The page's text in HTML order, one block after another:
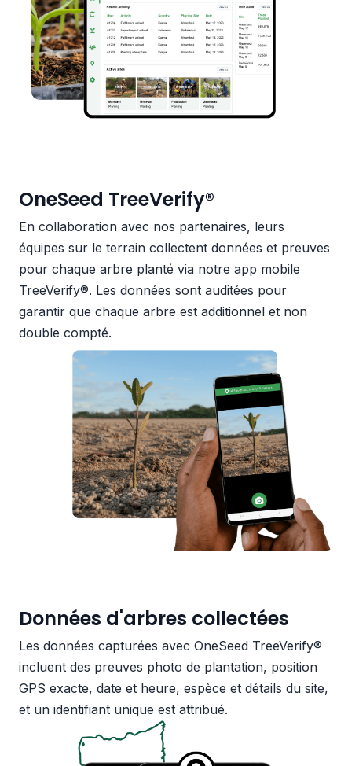
OneSeed TreeVerify®
En collaboration avec nos partenaires, leurs
équipes sur le terrain collectent données et preuves
pour chaque arbre planté via notre app mobile
TreeVerify®. Les données sont auditées pour
garantir que chaque arbre est additionnel et non
double compté.
Données d'arbres collectées
Les données capturées avec OneSeed TreeVerify®
incluent des preuves photo de plantation, position
GPS exacte, date et heure, espèce et détails du site,
et un identifiant unique est attribué.